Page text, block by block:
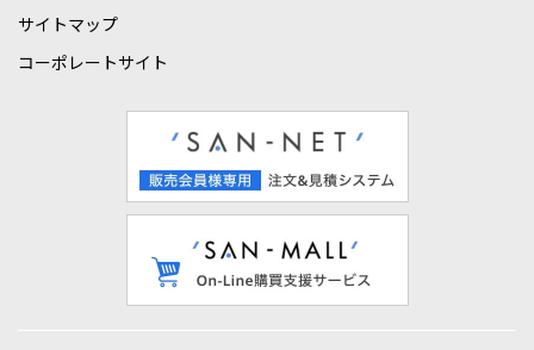
サイトマップ
コーポレートサイト